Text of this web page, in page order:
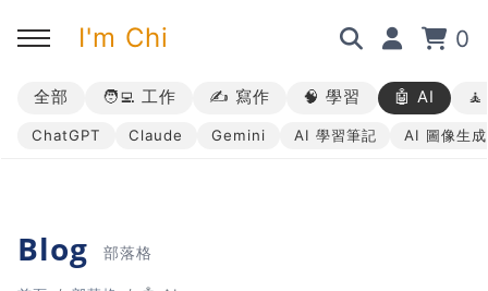
I'm Chi 0
回主選單
回主選單
回主選單
回主選單
全部 🧑‍💻 工作 ✍️ 寫作 🧠 學習 🤖 AI
ChatGPT Claude Gemini AI 學習筆記 AI 圖像生成
Blog 部落格